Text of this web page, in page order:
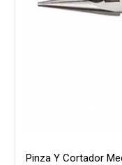
Pinza Y Cortador